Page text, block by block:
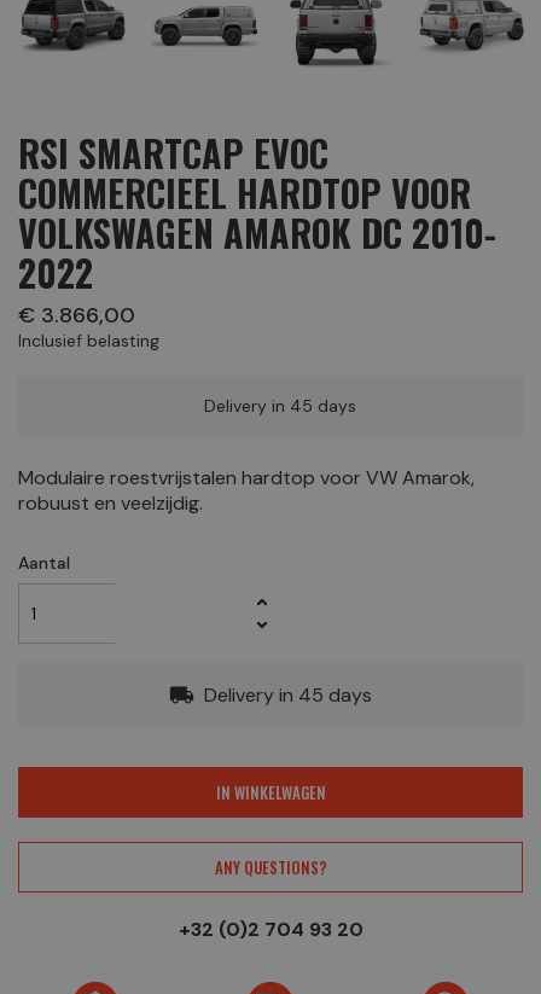
RSI SMARTCAP EVOC
COMMERCIEEL HARDTOP VOOR
VOLKSWAGEN AMAROK DC 2010-
2022
€ 3.866,00
Inclusief belasting
Delivery in 45 days
Modulaire roestvrijstalen hardtop voor VW Amarok,
robuust en veelzijdig.
Aantal
local_shipping Delivery in 45 days
IN WINKELWAGEN
ANY QUESTIONS?
+32 (0)2 704 93 20